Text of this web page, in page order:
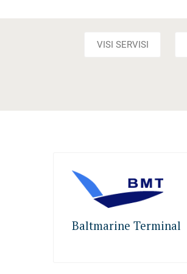
VISI SERVISI
Baltmarine Terminal